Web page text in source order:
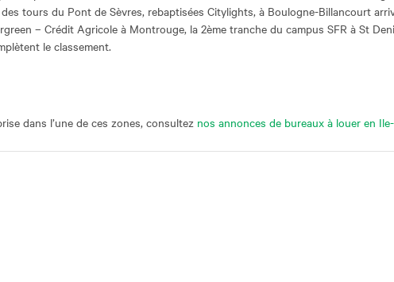
tours du Pont de Sèvres, rebaptisées Citylights, à Boulogne-Billancourt
– Crédit Agricole à Montrouge, la 2ème tranche du campus SFR à St
le classement.
dans l’une de ces zones, consultez nos annonces de bureaux à louer en